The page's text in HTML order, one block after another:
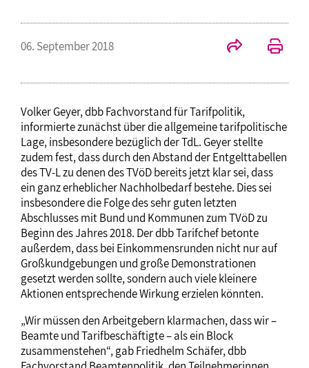
06. September 2018
Volker Geyer, dbb Fachvorstand für Tarifpolitik,
informierte zunächst über die allgemeine tarifpolitische
Lage, insbesondere bezüglich der TdL. Geyer stellte
zudem fest, dass durch den Abstand der Entgelttabellen
des TV-L zu denen des TVöD bereits jetzt klar sei, dass
ein ganz erheblicher Nachholbedarf bestehe. Dies sei
insbesondere die Folge des sehr guten letzten
Abschlusses mit Bund und Kommunen zum TVöD zu
Beginn des Jahres 2018. Der dbb Tarifchef betonte
außerdem, dass bei Einkommensrunden nicht nur auf
Großkundgebungen und große Demonstrationen
gesetzt werden sollte, sondern auch viele kleinere
Aktionen entsprechende Wirkung erzielen könnten.
„Wir müssen den Arbeitgebern klarmachen, dass wir –
Beamte und Tarifbeschäftigte – als ein Block
zusammenstehen“, gab Friedhelm Schäfer, dbb